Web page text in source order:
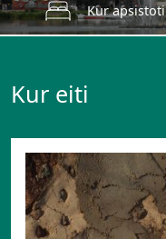
Kur apsistoti
Kur eiti